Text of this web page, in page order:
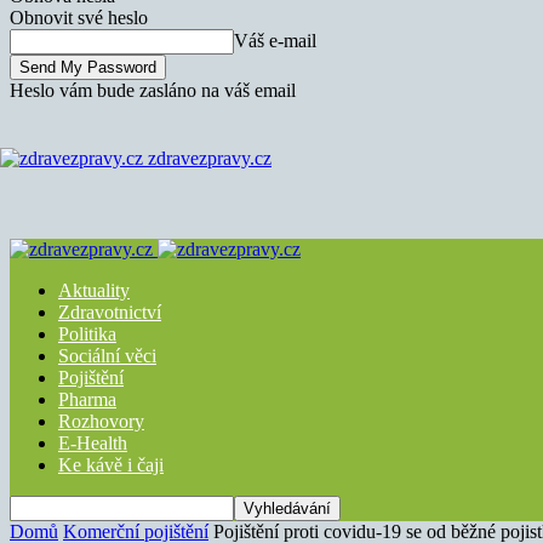
Obnovit své heslo
Váš e-mail
Heslo vám bude zasláno na váš email
zdravezpravy.cz
Aktuality
Zdravotnictví
Politika
Sociální věci
Pojištění
Pharma
Rozhovory
E-Health
Ke kávě i čaji
Domů Komerční pojištění Pojištění proti covidu-19 se od běžné